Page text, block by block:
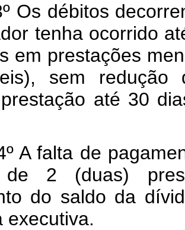
débitos
tenha ocorrido
em prestações
sem redução
até 30
falta de
de 2 (duas)
do saldo da
executiva.